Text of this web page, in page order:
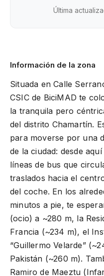
Última
Información de la zona
Situada en Calle
CSIC de BiciMAD te
la tranquila pero
del distrito Chamartín.
para moverse por una
de la ciudad: desde
líneas de bus que
traslados hacia el
del coche. En los
minutos a pie, te
(ocio) a ~280 m, la
Francia (~234 m), el
“Guillermo Velarde”
Pakistán (~260 m).
Ramiro de Maeztu